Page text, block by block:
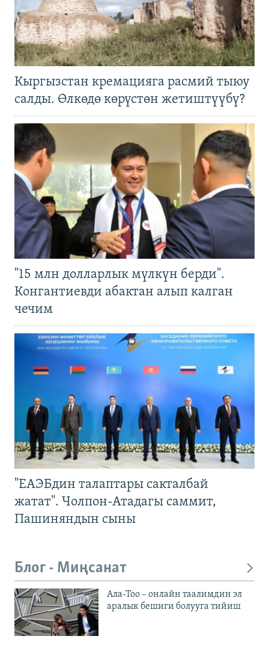
Кыргызстан кремацияга расмий тыюу
салды. Өлкөдө көрүстөн жетиштүүбү?
"15 млн долларлык мүлкүн берди".
Конгантиевди абактан алып калган
чечим
"ЕАЭБдин талаптары сакталбай
жатат". Чолпон-Атадагы саммит,
Пашиняндын сыны
Блог - Миңсанат
Ала-Тоо – онлайн таалимдин эл
аралык бешиги болууга тийиш